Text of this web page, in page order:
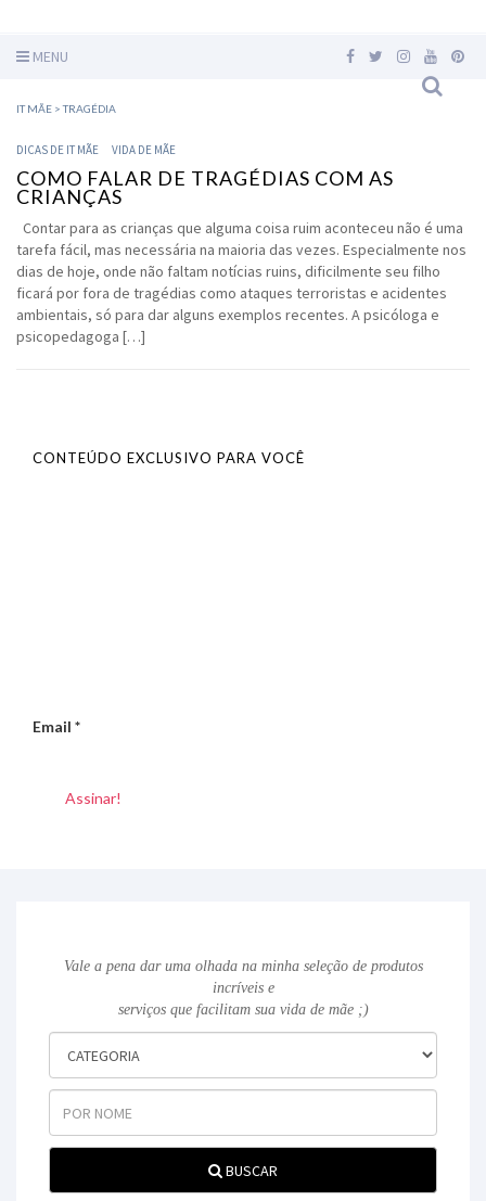
MENU
IT MÃE >TRAGÉDIA
DICAS DE IT MÃE VIDA DE MÃE
COMO FALAR DE TRAGÉDIAS COM AS
CRIANÇAS
Contar para as crianças que alguma coisa ruim aconteceu não é uma
tarefa fácil, mas necessária na maioria das vezes. Especialmente nos
dias de hoje, onde não faltam notícias ruins, dificilmente seu filho
ficará por fora de tragédias como ataques terroristas e acidentes
ambientais, só para dar alguns exemplos recentes. A psicóloga e
psicopedagoga […]
CONTEÚDO EXCLUSIVO PARA VOCÊ
Email *
Vale a pena dar uma olhada na minha seleção de produtos
incríveis e
serviços que facilitam sua vida de mãe ;)
BUSCAR